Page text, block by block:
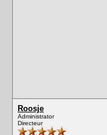
Roosje
Administrator
Directeur